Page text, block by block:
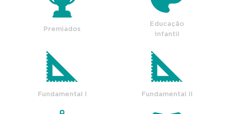
Premiados
Educação
Infantil
Fundamental I Fundamental II